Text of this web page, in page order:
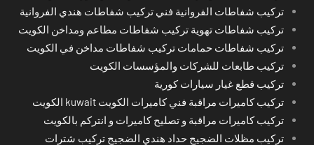
تركيب شفاطات الفروانية فني تركيب شفاطات هندي الفروانية
تركيب شفاطات تهوية تركيب شفاطات مطاعم ومداخن الكويت
تركيب شفاطات حمامات تركيب شفاطات مداخن في الكويت
تركيب طابعات للشركات والمؤسسات الكويت
تركيب قطع غيار سيارات كورية
تركيب كاميرات مراقبة فني كاميرات الكويت kuwait الكويت
تركيب كاميرات مراقبة و تصليح كاميرات و انتركم بالكويت
تركيب مظلات الضجيج حداد هندي الضجيج تركيب شترات